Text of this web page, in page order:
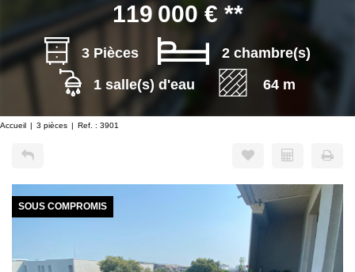
119 000 € **
3 Pièces
2 chambre(s)
1 salle(s) d'eau
64 m
Accueil 3 pièces Ref. : 3901
SOUS COMPROMIS